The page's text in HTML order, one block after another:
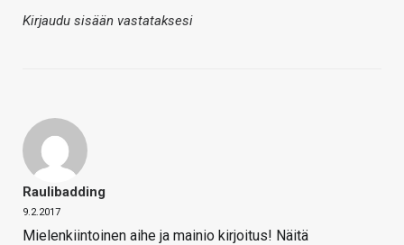
Kirjaudu sisään vastataksesi
Raulibadding
9.2.2017
Mielenkiintoinen aihe ja mainio kirjoitus! Näitä